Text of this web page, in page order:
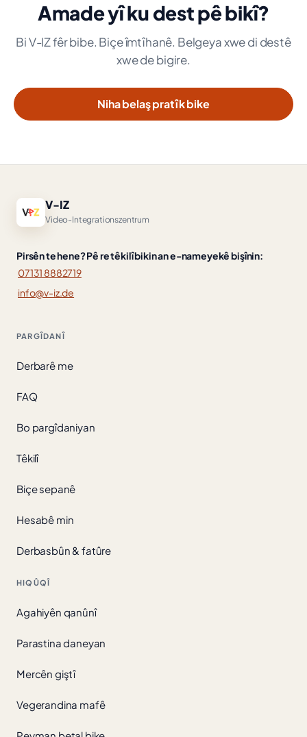
Amade yî ku dest pê bikî?
Bi V-IZ fêr bibe. Biçe îmtîhanê. Belgeya xwe di destê
xwe de bigire.
Niha belaş pratîk bike
V-IZ
Video-Integrationszentrum
Pirsên te hene? Pê re têkilî bikin an e-nameyekê bişînin:
07131 8882719
info@v-iz.de
PARGÎDANÎ
Derbarê me
FAQ
Bo pargîdaniyan
Têkilî
Biçe sepanê
Hesabê min
Derbasbûn & fatûre
HIQÛQÎ
Agahiyên qanûnî
Parastina daneyan
Mercên giştî
Vegerandina mafê